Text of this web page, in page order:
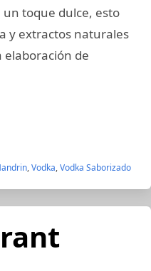
toque dulce, esto
y extractos naturales
elaboración de
,Vodka,Vodka Saborizado